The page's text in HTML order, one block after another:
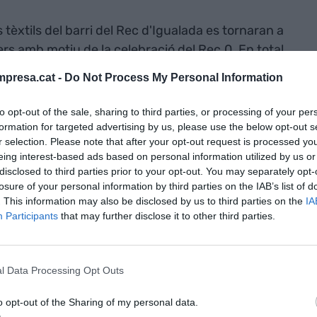
- Do Not Process My Personal Information
opt-out of the sale, sharing to third parties, or processing of your
for targeted advertising by us, please use the below opt-out
selection. Please note that after your opt-out request is processed
interest-based ads based on personal information utilized by us
to third parties prior to your opt-out. You may separately
of your personal information by third parties on the IAB’s list of
This information may also be disclosed by us to third parties on the
Participants that may further disclose it to other third parties.
Data Processing Opt Outs
opt-out of the Sharing of my personal data.
del barri del Rec d'Igualada es tornaran a
amb motiu de la celebració del Rec.0. En total
de moda que estaran repartits per
un circuit urbà on es combina el patrimoni
dels espais i les marques de moda.
Ricard Vila, ha explicat que malgrat que
mateixa", "cada any ens anem movent per
barri". De fet, Vila ha dit que en aquesta edició
del barri del Rec on hi ha les adoberies més
del segle XVII.
al festival seran Levi's, New
Reebok o Pepe Jeans, a les quals s'hi
DC Shoes. Beatriz Furest, Indi & Cold,